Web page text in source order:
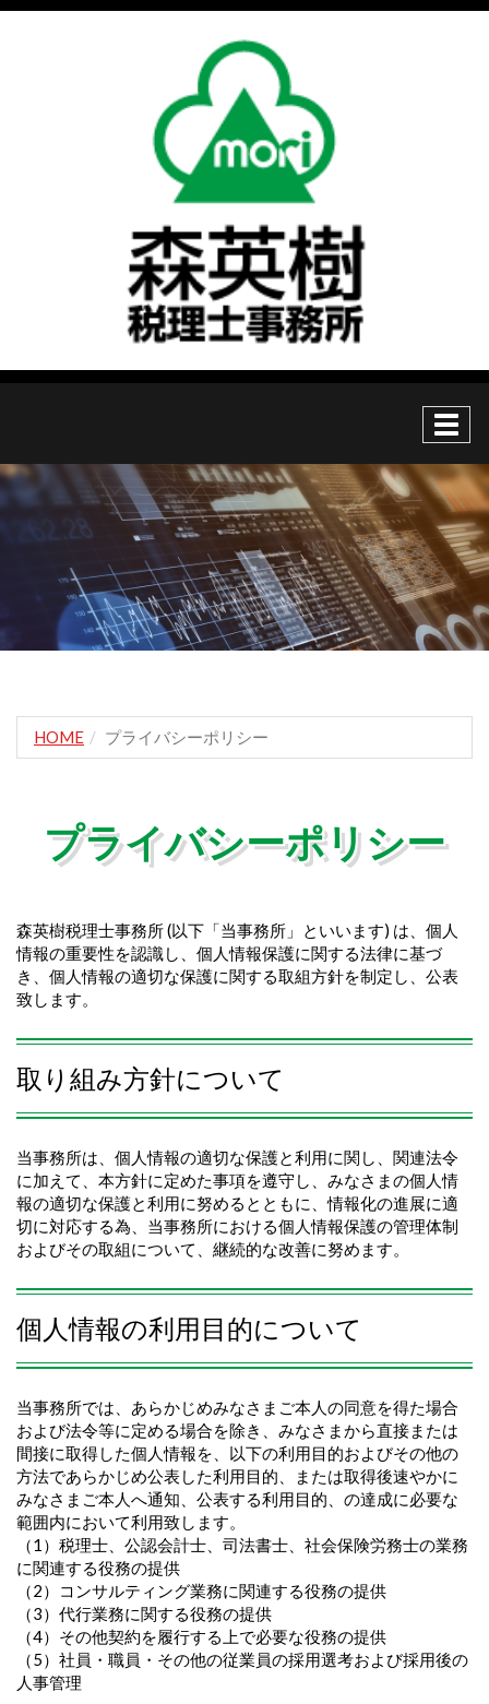
HOME プライバシーポリシー
プライバシーポリシー
森英樹税理士事務所 (以下「当事務所」といいます) は、個人
情報の重要性を認識し、個人情報保護に関する法律に基づ
き、個人情報の適切な保護に関する取組方針を制定し、公表
致します。
取り組み方針について
当事務所は、個人情報の適切な保護と利用に関し、関連法令
に加えて、本方針に定めた事項を遵守し、みなさまの個人情
報の適切な保護と利用に努めるとともに、情報化の進展に適
切に対応する為、当事務所における個人情報保護の管理体制
およびその取組について、継続的な改善に努めます。
個人情報の利用目的について
当事務所では、あらかじめみなさまご本人の同意を得た場合
および法令等に定める場合を除き、みなさまから直接または
間接に取得した個人情報を、以下の利用目的およびその他の
方法であらかじめ公表した利用目的、または取得後速やかに
みなさまご本人へ通知、公表する利用目的、の達成に必要な
範囲内において利用致します。
（1）税理士、公認会計士、司法書士、社会保険労務士の業務
に関連する役務の提供
（2）コンサルティング業務に関連する役務の提供
（3）代行業務に関する役務の提供
（4）その他契約を履行する上で必要な役務の提供
（5）社員・職員・その他の従業員の採用選考および採用後の
人事管理